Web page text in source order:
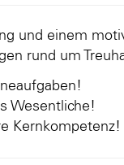
und einem
rund um
Wesentliche!
Kernkompetenz!